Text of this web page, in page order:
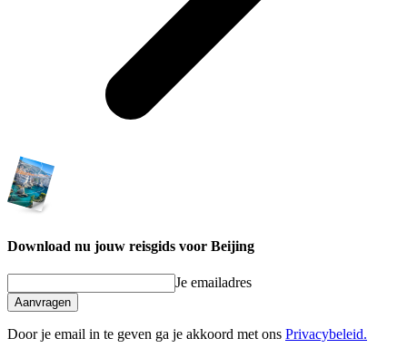
Download nu jouw reisgids voor Beijing
Je emailadres
Aanvragen
Door je email in te geven ga je akkoord met ons Privacybeleid.